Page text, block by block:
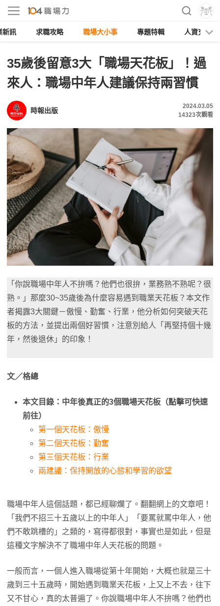
新訊 求職攻略 職場大小事 專題特輯 人資充電
35歲後留意3大「職場天花板」！過
來人：職場中年人建議保持兩習慣
時報出版
2024.03.05
14323次觀看
「你說職場中年人不拚嗎？他們也很拚，業務熟不熟呢？很
熟。」那麼30~35歲後為什麼容易遇到職業天花板？本文作
者揭露3大關鍵－傲慢、勤奮、行業，他分析如何突破天花
板的方法，並提出兩個好習慣，注意別給人「再堅持個十幾
年，然後退休」的印象！
文／格總
本文目錄：中年後真正的3個職場天花板（點擊可快速
前往）
第一個天花板：傲慢
第二個天花板：勤奮
第三個天花板：行業
兩建議：保持開放的心態和學習的欲望
職場中年人這個話題，都已經聊爛了。翻翻網上的文章吧！
「我們不招三十五歲以上的中年人」「要罵就罵中年人，他
們不敢跳槽的」之類的，寫得都很對，事實也是如此，但是
這種文字解決不了職場中年人天花板的問題。
一般而言，一個人進入職場從第十年開始，大概也就是三十
歲到三十五歲時，開始遇到職業天花板，上又上不去，往下
又不甘心，真的太普遍了。你說職場中年人不拚嗎？他們也